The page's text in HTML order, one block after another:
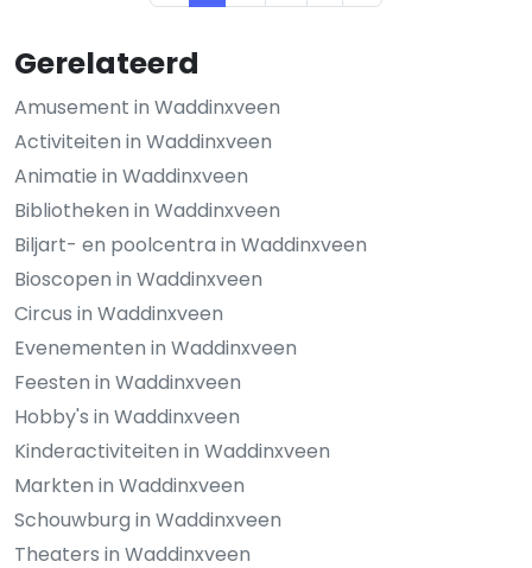
Gerelateerd
Amusement in Waddinxveen
Activiteiten in Waddinxveen
Animatie in Waddinxveen
Bibliotheken in Waddinxveen
Biljart- en poolcentra in Waddinxveen
Bioscopen in Waddinxveen
Circus in Waddinxveen
Evenementen in Waddinxveen
Feesten in Waddinxveen
Hobby's in Waddinxveen
Kinderactiviteiten in Waddinxveen
Markten in Waddinxveen
Schouwburg in Waddinxveen
Theaters in Waddinxveen